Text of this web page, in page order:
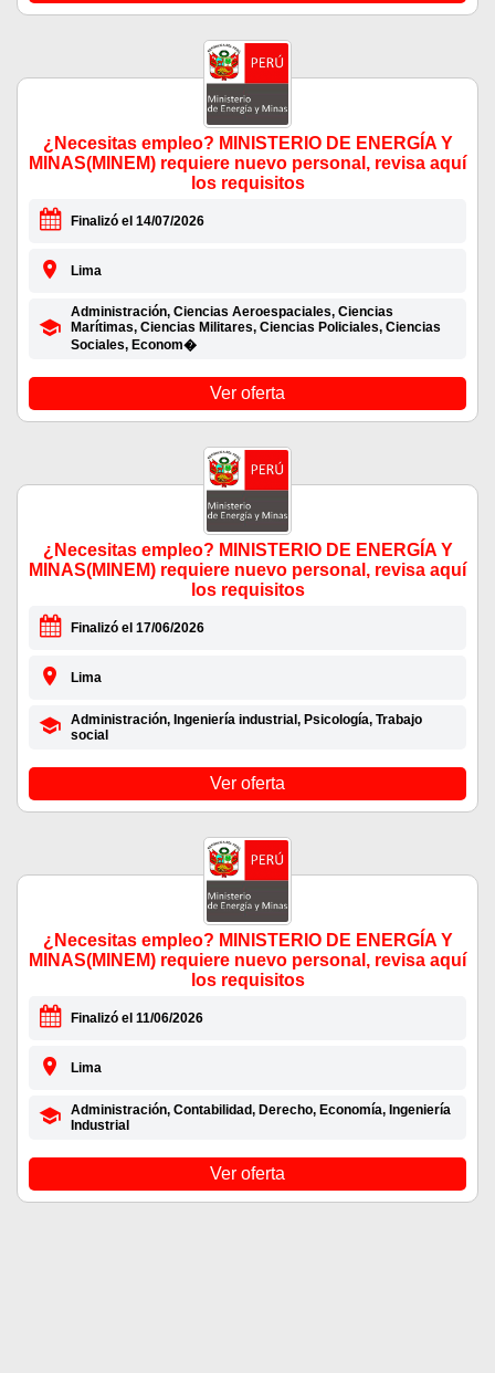
¿Necesitas empleo? MINISTERIO DE ENERGÍA Y
MINAS(MINEM) requiere nuevo personal, revisa aquí
los requisitos
Finalizó el 14/07/2026
Lima
Administración, Ciencias Aeroespaciales, Ciencias
Marítimas, Ciencias Militares, Ciencias Policiales, Ciencias
Sociales, Econom�
Ver oferta
¿Necesitas empleo? MINISTERIO DE ENERGÍA Y
MINAS(MINEM) requiere nuevo personal, revisa aquí
los requisitos
Finalizó el 17/06/2026
Lima
Administración, Ingeniería industrial, Psicología, Trabajo
social
Ver oferta
¿Necesitas empleo? MINISTERIO DE ENERGÍA Y
MINAS(MINEM) requiere nuevo personal, revisa aquí
los requisitos
Finalizó el 11/06/2026
Lima
Administración, Contabilidad, Derecho, Economía, Ingeniería
Industrial
Ver oferta